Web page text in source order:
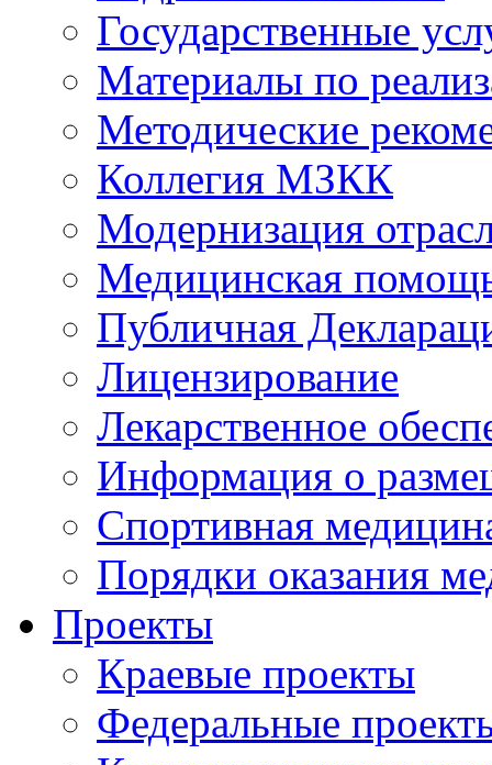
Государственные
Материалы по
Методические
Коллегия МЗКК
Модернизация
Медицинская
Публичная
Лицензирование
Лекарственное
Информация о
Спортивная
Порядки оказания
Проекты
Краевые проекты
Федеральные